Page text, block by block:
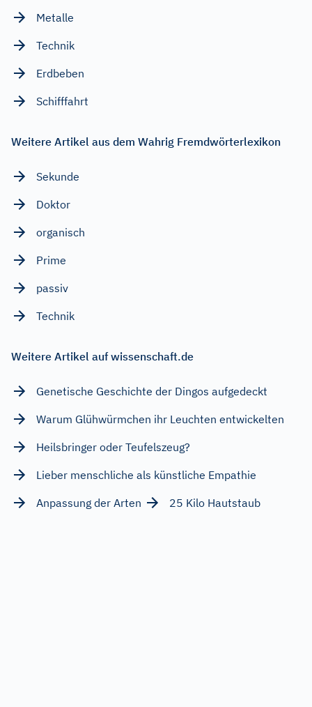
Metalle
Technik
Erdbeben
Schifffahrt
Weitere Artikel aus dem Wahrig Fremdwörterlexikon
Sekunde
Doktor
organisch
Prime
passiv
Technik
Weitere Artikel auf wissenschaft.de
Genetische Geschichte der Dingos aufgedeckt
Warum Glühwürmchen ihr Leuchten entwickelten
Heilsbringer oder Teufelszeug?
Lieber menschliche als künstliche Empathie
Anpassung der Arten
25 Kilo Hautstaub